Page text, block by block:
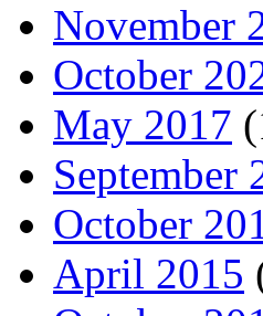
November
October
May 2017
September
October
April 2015